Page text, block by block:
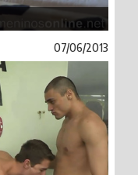
07/06/2013